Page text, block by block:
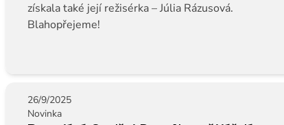
získala také její režisérka – Júlia Rázusová.
Blahopřejeme!
26/9/2025
Novinka